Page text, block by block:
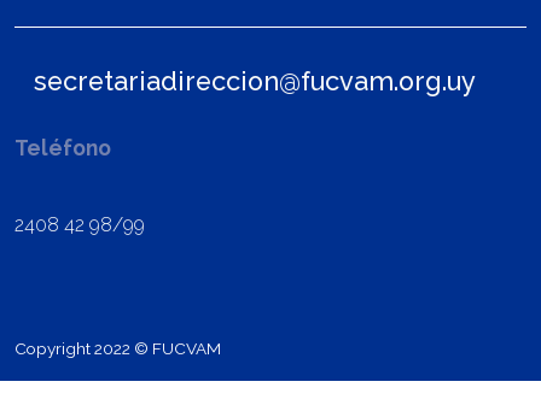
secretariadireccion@fucvam.org.uy
Teléfono
2408 42 98/99
Copyright 2022 © FUCVAM